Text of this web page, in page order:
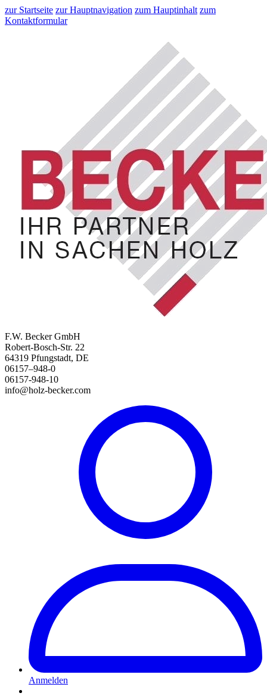
zur Startseite zur Hauptnavigation zum Hauptinhalt zum
Kontaktformular
F.W. Becker GmbH
Robert-Bosch-Str. 22
64319 Pfungstadt, DE
06157–948-0
06157-948-10
info@holz-becker.com
Anmelden